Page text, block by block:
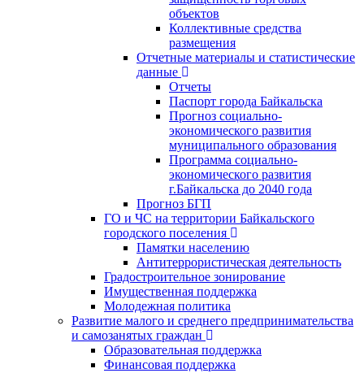
объектов
Коллективные средства
размещения
Отчетные материалы и статистические
данные
Отчеты
Паспорт города Байкальска
Прогноз социально-
экономического развития
муниципального образования
Программа социально-
экономического развития
г.Байкальска до 2040 года
Прогноз БГП
ГО и ЧС на территории Байкальского
городского поселения
Памятки населению
Антитеррористическая деятельность
Градостроительное зонирование
Имущественная поддержка
Молодежная политика
Развитие малого и среднего предпринимательства
и самозанятых граждан
Образовательная поддержка
Финансовая поддержка